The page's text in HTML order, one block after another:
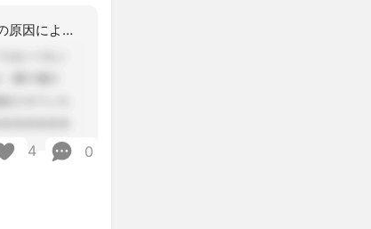
私だったら「目標もサービス内容も変わらない利用者以外の原因による単なる事業所変更
4 0